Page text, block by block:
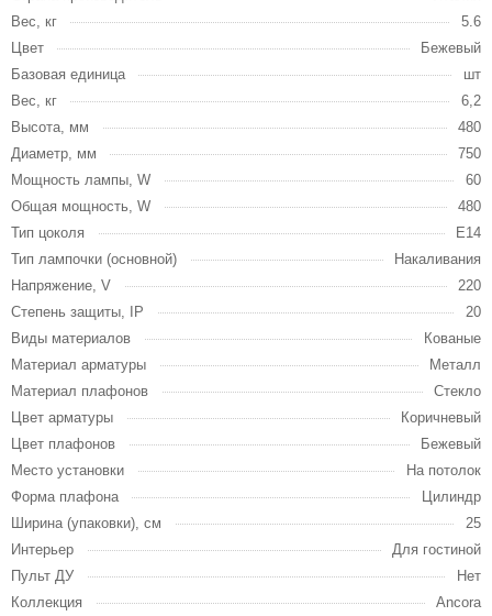
Вес, кг
5.6
Цвет
Бежевый
Базовая единица
шт
Вес, кг
6,2
Высота, мм
480
Диаметр, мм
750
Мощность лампы, W
60
Общая мощность, W
480
Тип цоколя
E14
Тип лампочки (основной)
Накаливания
Напряжение, V
220
Степень защиты, IP
20
Виды материалов
Кованые
Материал арматуры
Металл
Материал плафонов
Стекло
Цвет арматуры
Коричневый
Цвет плафонов
Бежевый
Место установки
На потолок
Форма плафона
Цилиндр
Ширина (упаковки), см
25
Интерьер
Для гостиной
Пульт ДУ
Нет
Коллекция
Ancora